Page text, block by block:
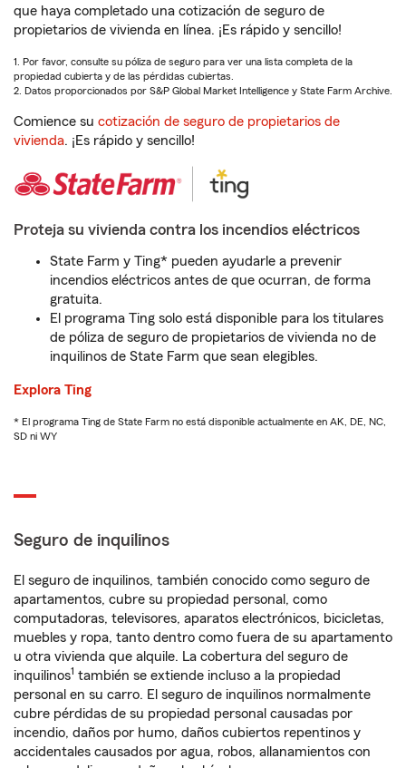
que haya completado una cotización de seguro de
propietarios de vivienda en línea. ¡Es rápido y sencillo!
1. Por favor, consulte su póliza de seguro para ver una lista completa de la
propiedad cubierta y de las pérdidas cubiertas.
2. Datos proporcionados por S&P Global Market Intelligence y State Farm Archive.
Comience su cotización de seguro de propietarios de
vivienda. ¡Es rápido y sencillo!
Proteja su vivienda contra los incendios eléctricos
State Farm y Ting* pueden ayudarle a prevenir
incendios eléctricos antes de que ocurran, de forma
gratuita.
El programa Ting solo está disponible para los titulares
de póliza de seguro de propietarios de vivienda no de
inquilinos de State Farm que sean elegibles.
Explora Ting
* El programa Ting de State Farm no está disponible actualmente en AK, DE, NC,
SD ni WY
Seguro de inquilinos
El seguro de inquilinos, también conocido como seguro de
apartamentos, cubre su propiedad personal, como
computadoras, televisores, aparatos electrónicos, bicicletas,
muebles y ropa, tanto dentro como fuera de su apartamento
u otra vivienda que alquile. La cobertura del seguro de
inquilinos1 también se extiende incluso a la propiedad
personal en su carro. El seguro de inquilinos normalmente
cubre pérdidas de su propiedad personal causadas por
incendio, daños por humo, daños cubiertos repentinos y
accidentales causados por agua, robos, allanamientos con